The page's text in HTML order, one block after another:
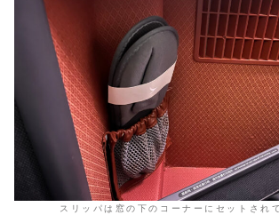
スリッパは窓の下のコーナーにセットされ